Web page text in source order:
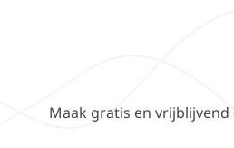
Maak gratis en